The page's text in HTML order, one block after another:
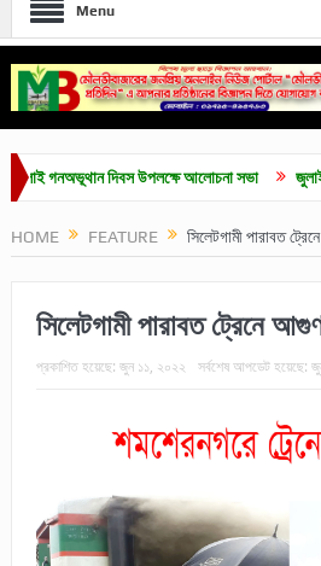
Menu
দিবস উপলক্ষে আলোচনা সভা জুলাই গণ
HOME FEATURE সিলেটগামী পারাবত
সিলেটগামী পারাবত ট্রেনে
প্রকাশিত হয়েছে: জুন ১১, ২০২২ সর্বশেষ আপডেট হয়েছে: